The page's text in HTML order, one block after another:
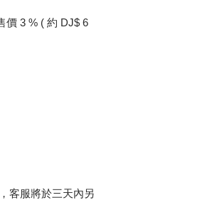
價 3 % ( 約 DJ$ 6
客服將於三天內另